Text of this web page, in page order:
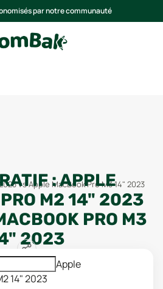
par notre communauté
vs Apple MacBook Pro M3 14" 2023
:APPLE
M2 14" 2023
PRO M3
2023
Apple
14" 2023